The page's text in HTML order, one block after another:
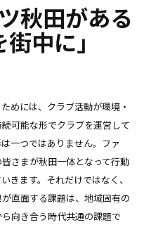
秋田がある
街中に」
めには、クラブ活動が環境・
可能な形でクラブを運営して
一つではありません。ファ
さまが秋田一体となって行動
きます。それだけではなく、
直面する課題は、地域固有の
向き合う時代共通の課題で